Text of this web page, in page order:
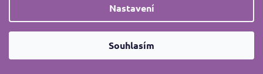
Nastavení
Souhlasím